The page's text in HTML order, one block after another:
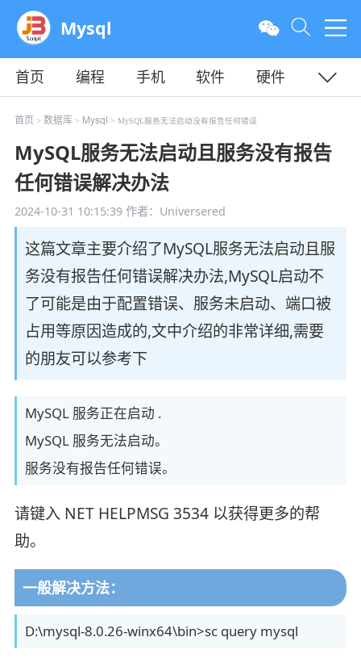
Mysql
首页 编程 手机 软件
硬件
教程
平面 服务器
首页 > 数据库> Mysql > MySQL服务无法启动没有报告任何错误
MySQL服务无法启动且服务没有报告
任何错误解决办法
2024-10-31 10:15:39作者：Universered
这篇文章主要介绍了MySQL服务无法启动且服
务没有报告任何错误解决办法,MySQL启动不
了可能是由于配置错误、服务未启动、端口被
占用等原因造成的,文中介绍的非常详细,需要
的朋友可以参考下
MySQL 服务正在启动 .
MySQL 服务无法启动。
服务没有报告任何错误。
请键入 NET HELPMSG 3534 以获得更多的帮
助。
一般解决方法：
D:\mysql-8.0.26-winx64\bin>sc query mysql